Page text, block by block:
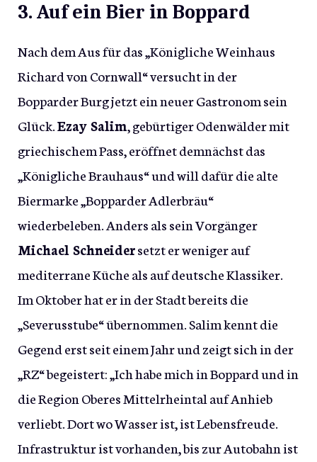
3. Auf ein Bier in Boppard
Nach dem Aus für das „Königliche Weinhaus
Richard von Cornwall“ versucht in der
Bopparder Burg jetzt ein neuer Gastronom sein
Glück.Ezay Salim, gebürtiger Odenwälder mit
griechischem Pass, eröffnet demnächst das
„Königliche Brauhaus“ und will dafür die alte
Biermarke „Bopparder Adlerbräu“
wiederbeleben. Anders als sein Vorgänger
Michael Schneidersetzt er weniger auf
mediterrane Küche als auf deutsche Klassiker.
Im Oktober hat er in der Stadt bereits die
„Severusstube“ übernommen. Salim kennt die
Gegend erst seit einem Jahr und zeigt sich in der
„RZ“ begeistert: „Ich habe mich in Boppard und in
die Region Oberes Mittelrheintal auf Anhieb
verliebt. Dort wo Wasser ist, ist Lebensfreude.
Infrastruktur ist vorhanden, bis zur Autobahn ist